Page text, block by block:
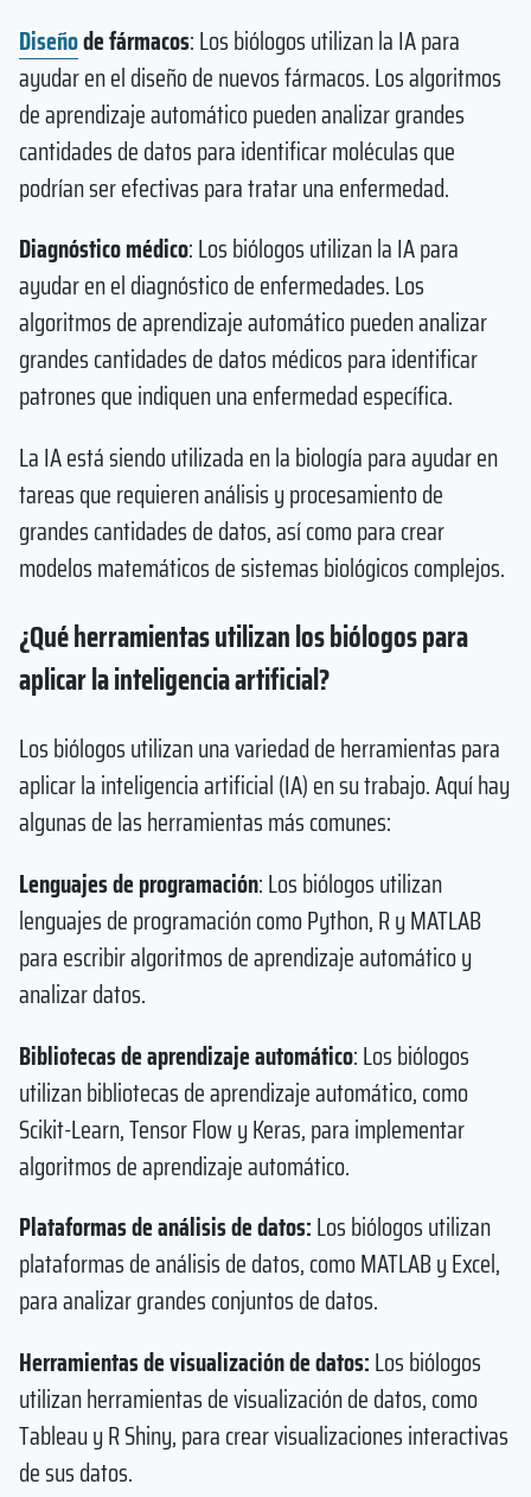
Diseñode fármacos: Los biólogos utilizan la IA para
ayudar en el diseño de nuevos fármacos. Los algoritmos
de aprendizaje automático pueden analizar grandes
cantidades de datos para identificar moléculas que
podrían ser efectivas para tratar una enfermedad.
Diagnóstico médico: Los biólogos utilizan la IA para
ayudar en el diagnóstico de enfermedades. Los
algoritmos de aprendizaje automático pueden analizar
grandes cantidades de datos médicos para identificar
patrones que indiquen una enfermedad específica.
La IA está siendo utilizada en la biología para ayudar en
tareas que requieren análisis y procesamiento de
grandes cantidades de datos, así como para crear
modelos matemáticos de sistemas biológicos complejos.
¿Qué herramientas utilizan los biólogos para
aplicar la inteligencia artificial?
Los biólogos utilizan una variedad de herramientas para
aplicar la inteligencia artificial (IA) en su trabajo. Aquí hay
algunas de las herramientas más comunes:
Lenguajes de programación: Los biólogos utilizan
lenguajes de programación como Python, R y MATLAB
para escribir algoritmos de aprendizaje automático y
analizar datos.
Bibliotecas de aprendizaje automático: Los biólogos
utilizan bibliotecas de aprendizaje automático, como
Scikit-Learn, Tensor Flow y Keras, para implementar
algoritmos de aprendizaje automático.
Plataformas de análisis de datos:Los biólogos utilizan
plataformas de análisis de datos, como MATLAB y Excel,
para analizar grandes conjuntos de datos.
Herramientas de visualización de datos:Los biólogos
utilizan herramientas de visualización de datos, como
Tableau y R Shiny, para crear visualizaciones interactivas
de sus datos.